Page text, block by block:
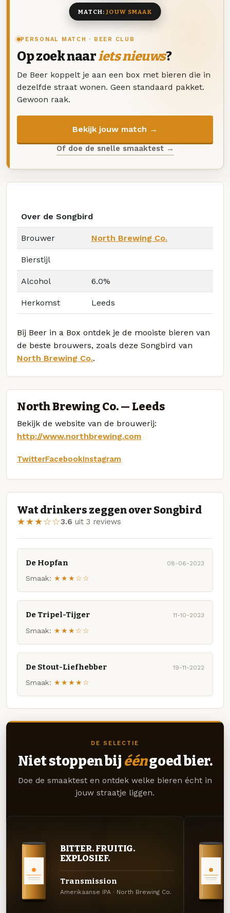
PERSONAL MATCH · BEER CLUB
Op zoek naariets nieuws?
De Beer koppelt je aan een box met bieren die in
dezelfde straat wonen. Geen standaard pakket.
Gewoon raak.
Bekijk jouw match →
Of doe de snelle smaaktest →
MATCH:JOUW SMAAK
Over de Songbird
Brouwer North Brewing Co.
Bierstijl
Alcohol 6.0%
Herkomst Leeds
Bij Beer in a Box ontdek je de mooiste bieren van
de beste brouwers, zoals deze Songbird van
North Brewing Co..
North Brewing Co. — Leeds
Bekijk de website van de brouwerij:
http://www.northbrewing.com
TwitterFacebookInstagram
Wat drinkers zeggen over Songbird
★★★☆☆3.6 uit 3 reviews
De Hopfan 08-06-2023
Smaak: ★★★☆☆
De Tripel-Tijger 11-10-2023
Smaak: ★★★☆☆
De Stout-Liefhebber 19-11-2022
Smaak: ★★★★☆
DE SELECTIE
Niet stoppen bij ééngoed bier.
Doe de smaaktest en ontdek welke bieren écht in
jouw straatje liggen.
BITTER. FRUITIG.
EXPLOSIEF.
Transmission
Amerikaanse IPA · North Brewing Co.